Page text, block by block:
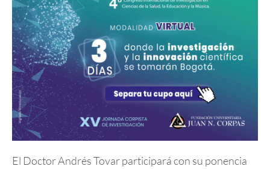
El Doctor Andrés Tovar participará con su ponencia